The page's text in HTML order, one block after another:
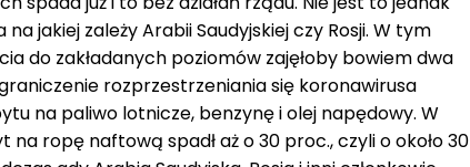
jakiej zależy Arabii Saudyjskiej czy Rosji. W tym
do zakładanych poziomów zajęłoby bowiem dwa
rozprzestrzeniania się koronawirusa
na paliwo lotnicze, benzynę i olej napędowy. W
ropę naftową spadł aż o 30 proc., czyli o około 30